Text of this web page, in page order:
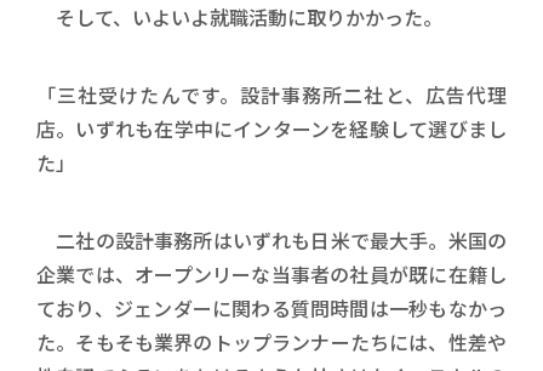
そして、いよいよ就職活動に取りかかった。
「三社受けたんです。設計事務所二社と、広告代理
店。いずれも在学中にインターンを経験して選びまし
た」
二社の設計事務所はいずれも日米で最大手。米国の
企業では、オープンリーな当事者の社員が既に在籍し
ており、ジェンダーに関わる質問時間は一秒もなかっ
た。そもそも業界のトップランナーたちには、性差や